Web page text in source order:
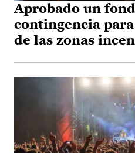
Aprobado un
contingencia
de las zonas